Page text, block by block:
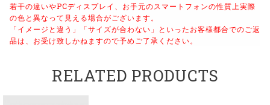
若干の違いやPCディスプレイ、 お手元のスマートフォンの性質上実際
の色と異なって見える場合がございます。
「イメージと違う」「サイズが合わない」といったお客様都合でのご返
品は、 お受け致しかねますので予めご了承ください。
RELATED PRODUCTS